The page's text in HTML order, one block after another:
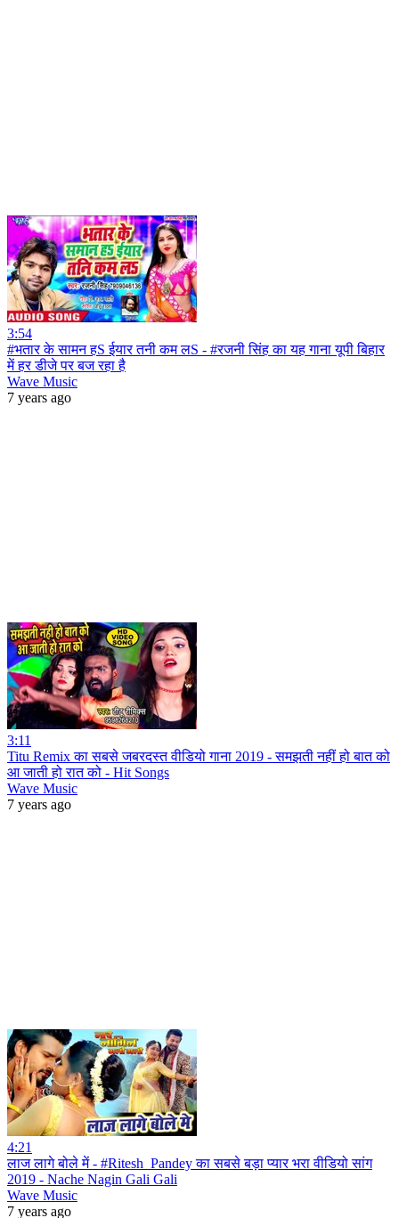
3:54
#भतार के सामन हS ईयार तनी कम लS - #रजनी सिंह का यह गाना यूपी बिहार
में हर डीजे पर बज रहा है
Wave Music
7 years ago
3:11
Titu Remix का सबसे जबरदस्त वीडियो गाना 2019 - समझती नहीं हो बात को
आ जाती हो रात को - Hit Songs
Wave Music
7 years ago
4:21
लाज लागे बोले में - #Ritesh_Pandey का सबसे बड़ा प्यार भरा वीडियो सांग
2019 - Nache Nagin Gali Gali
Wave Music
7 years ago